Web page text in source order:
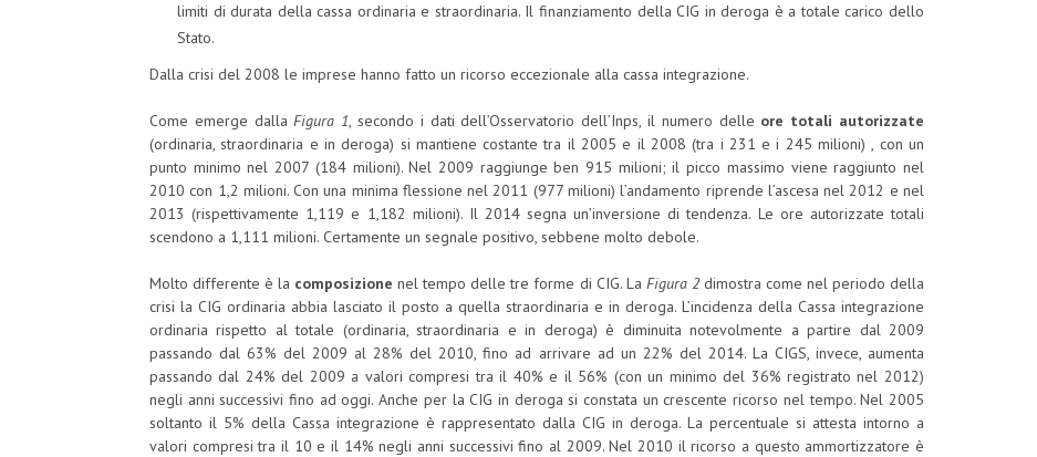
limiti di durata della cassa ordinaria e straordinaria. Il finanziamento della CIG in deroga è a totale carico dello
Stato.
Dalla crisi del 2008 le imprese hanno fatto un ricorso eccezionale alla cassa integrazione.
Come emerge dallaFigura 1, secondo i dati dell’Osservatorio dell’Inps, il numero delle ore totali autorizzate
(ordinaria, straordinaria e in deroga) si mantiene costante tra il 2005 e il 2008 (tra i 231 e i 245 milioni) , con un
punto minimo nel 2007 (184 milioni). Nel 2009 raggiunge ben 915 milioni; il picco massimo viene raggiunto nel
2010 con 1,2 milioni. Con una minima flessione nel 2011 (977 milioni) l’andamento riprende l’ascesa nel 2012 e nel
2013 (rispettivamente 1,119 e 1,182 milioni). Il 2014 segna un’inversione di tendenza. Le ore autorizzate totali
scendono a 1,111 milioni. Certamente un segnale positivo, sebbene molto debole.
Molto differente è la composizione nel tempo delle tre forme di CIG. La Figura 2dimostra come nel periodo della
crisi la CIG ordinaria abbia lasciato il posto a quella straordinaria e in deroga. L’incidenza della Cassa integrazione
ordinaria rispetto al totale (ordinaria, straordinaria e in deroga) è diminuita notevolmente a partire dal 2009
passando dal 63% del 2009 al 28% del 2010, fino ad arrivare ad un 22% del 2014. La CIGS, invece, aumenta
passando dal 24% del 2009 a valori compresi tra il 40% e il 56% (con un minimo del 36% registrato nel 2012)
negli anni successivi fino ad oggi. Anche per la CIG in deroga si constata un crescente ricorso nel tempo. Nel 2005
soltanto il 5% della Cassa integrazione è rappresentato dalla CIG in deroga. La percentuale si attesta intorno a
valori compresi tra il 10 e il 14% negli anni successivi fino al 2009. Nel 2010 il ricorso a questo ammortizzatore è